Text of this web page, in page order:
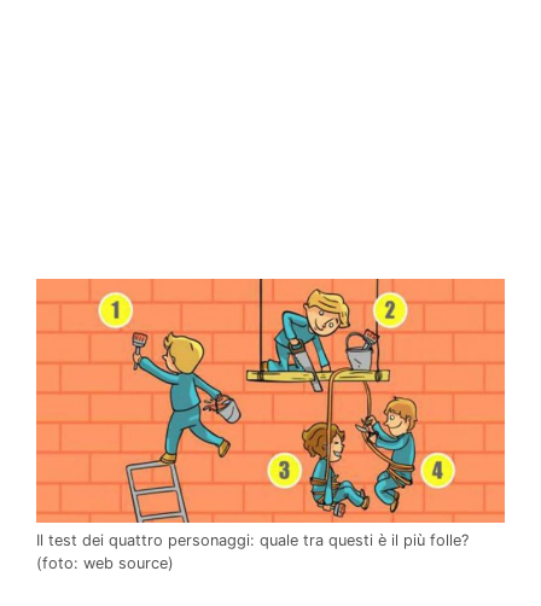
Il test dei quattro personaggi: quale tra questi è il più folle?
(foto: web source)